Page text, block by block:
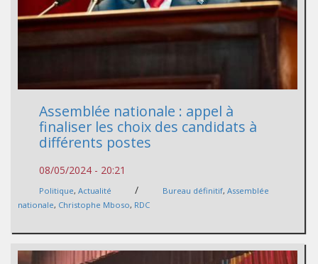
Assemblée nationale : appel à
finaliser les choix des candidats à
différents postes
08/05/2024 - 20:21
Politique, Actualité / Bureau définitif, Assemblée
nationale, Christophe Mboso, RDC